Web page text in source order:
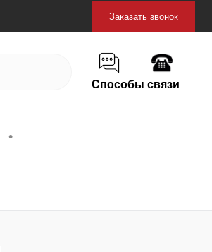
Заказать звонок
Способы связи
•